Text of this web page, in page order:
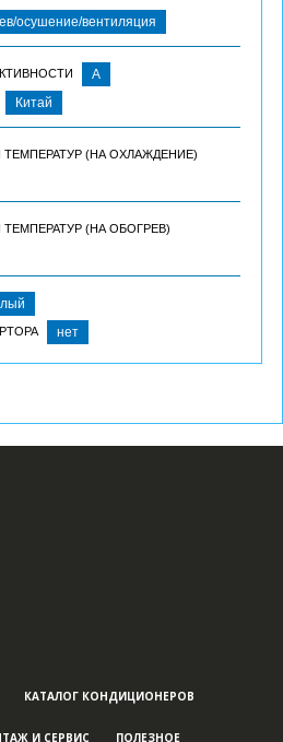
осушение/вентиляция
А
Китай
(НА ОХЛАЖДЕНИЕ)
(НА ОБОГРЕВ)
нет
КАТАЛОГ КОНДИЦИОНЕРОВ
И СЕРВИС ПОЛЕЗНОЕ